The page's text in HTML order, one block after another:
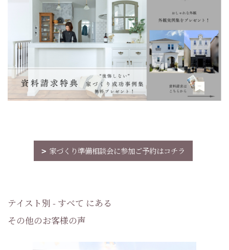
家づくり準備相談会に参加ご予約はコチラ
テイスト別 - すべて にある
その他のお客様の声